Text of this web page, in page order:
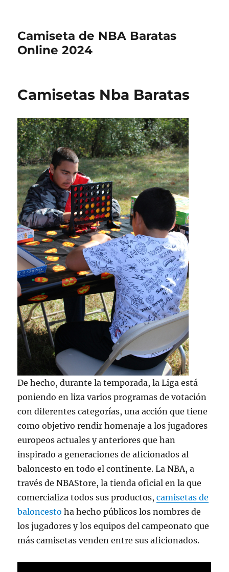
Camiseta de NBA Baratas
Online 2024
Camisetas Nba Baratas
De hecho, durante la temporada, la Liga está
poniendo en liza varios programas de votación
con diferentes categorías, una acción que tiene
como objetivo rendir homenaje a los jugadores
europeos actuales y anteriores que han
inspirado a generaciones de aficionados al
baloncesto en todo el continente. La NBA, a
través de NBAStore, la tienda oficial en la que
comercializa todos sus productos,camisetas de
baloncesto ha hecho públicos los nombres de
los jugadores y los equipos del campeonato que
más camisetas venden entre sus aficionados.